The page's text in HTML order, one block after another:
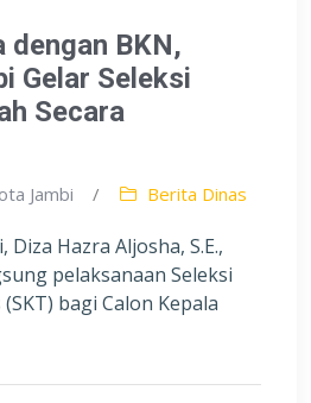
dengan BKN,
Gelar Seleksi
Secara
Jambi / Berita Dinas
Diza Hazra Aljosha, S.E.,
pelaksanaan Seleksi
bagi Calon Kepala